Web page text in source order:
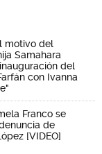
motivo del
Samahara
del
con Ivanna
Franco se
de
[VIDEO]